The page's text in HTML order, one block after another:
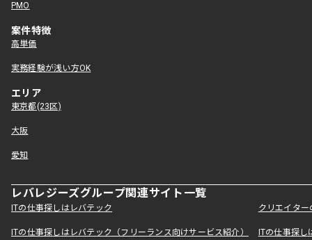
PMO
案件特徴
高単価
実務経験が浅い方OK
エリア
東京都(23区)
大阪
愛知
レバレジーズグループ関連サイト一覧
ITの仕事探しはレバテック クリエイタ
ITの仕事探しはレバテック（フリーランス向けサービス紹介） ITの仕事探